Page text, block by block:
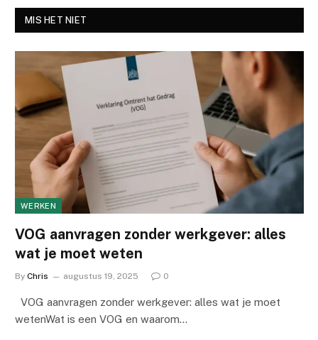
MIS HET NIET
WERKEN
VOG aanvragen zonder werkgever: alles
wat je moet weten
By Chris augustus 19, 2025 0
VOG aanvragen zonder werkgever: alles wat je moet
wetenWat is een VOG en waarom…